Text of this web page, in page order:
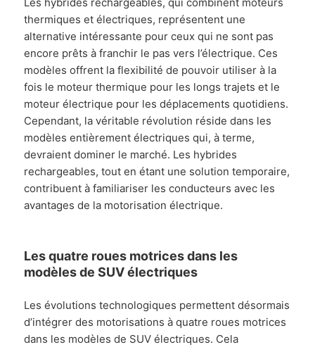
Les hybrides rechargeables, qui combinent moteurs
thermiques et électriques, représentent une
alternative intéressante pour ceux qui ne sont pas
encore prêts à franchir le pas vers l’électrique. Ces
modèles offrent la flexibilité de pouvoir utiliser à la
fois le moteur thermique pour les longs trajets et le
moteur électrique pour les déplacements quotidiens.
Cependant, la véritable révolution réside dans les
modèles entièrement électriques qui, à terme,
devraient dominer le marché. Les hybrides
rechargeables, tout en étant une solution temporaire,
contribuent à familiariser les conducteurs avec les
avantages de la motorisation électrique.
Les quatre roues motrices dans les
modèles de SUV électriques
Les évolutions technologiques permettent désormais
d’intégrer des motorisations à quatre roues motrices
dans les modèles de SUV électriques. Cela